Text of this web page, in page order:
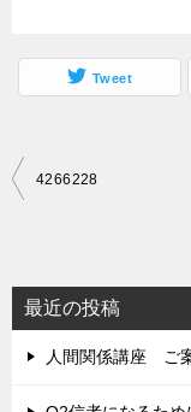
Tweet
投
ビ
ゲ
ー
シ
4266228
最近の投稿
人間関係講座 ご